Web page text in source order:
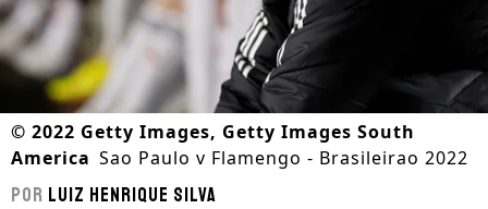
© 2022 Getty Images, Getty Images South
America Sao Paulo v Flamengo - Brasileirao 2022
Por Luiz Henrique Silva